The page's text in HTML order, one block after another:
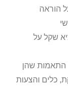
הוראה
שקל על
התאמות שהן
כלים והצעות